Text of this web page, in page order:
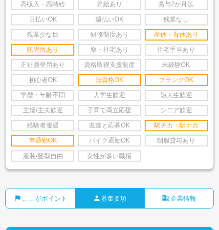
高収入・高時給 昇給あり 賞与2か月以
日払いOK 週払いOK 残業なし
残業少な目 研修制度あり 産休・育休あり
託児所あり 寮・社宅あり 住宅手当あり
正社員登用あり 資格取得支援制度 未経験OK
初心者OK 無資格OK ブランクOK
学歴・年齢不問 大学生歓迎 短大生歓迎
主婦/主夫歓迎 子育て両立応援 シニア歓迎
経験者優遇 友達と応募OK 駅チカ・駅ナカ
車通勤OK バイク通勤OK 制服貸与あり
服装/髪型自由 女性が多い職場
flag ここがポイント person 募集要項 business 企業情報